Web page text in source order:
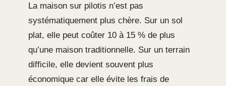
La maison sur pilotis n’est pas
systématiquement plus chère. Sur un sol
plat, elle peut coûter 10 à 15 % de plus
qu’une maison traditionnelle. Sur un terrain
difficile, elle devient souvent plus
économique car elle évite les frais de